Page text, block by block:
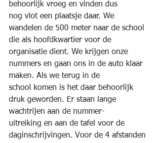
behoorlijk vroeg en vinden dus
nog vlot een plaatsje daar. We
wandelen de 500 meter naar de school
die als hoofdkwartier voor de
organisatie dient. We krijgen onze
nummers en gaan ons in de auto klaar
maken. Als we terug in de
school komen is het daar behoorlijk
druk geworden. Er staan lange
wachtrijen aan de nummer-
uitreiking en aan de tafel voor de
daginschrijvingen. Voor de 4 afstanden